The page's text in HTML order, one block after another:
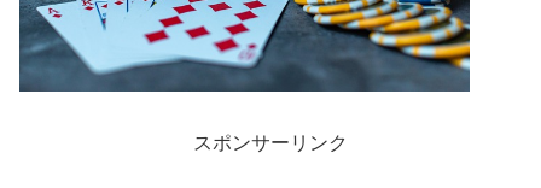
スポンサーリンク